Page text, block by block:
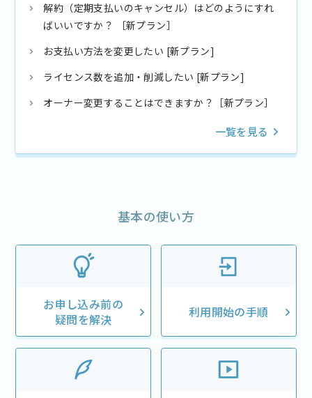
解約（定期支払いのキャンセル）はどのようにすれ
ばいいですか？ ［新プラン］
お支払い方法を変更したい [新プラン]
ライセンス数を追加・削減したい [新プラン]
オーナー変更することはできますか？［新プラン］
一覧を見る
基本の使い方
お申し込み前の
疑問を解決
利用開始の手順